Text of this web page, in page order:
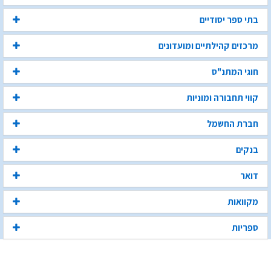
בתי ספר יסודיים
מרכזים קהילתיים ומועדונים
חוגי המתנ"ס
קווי תחבורה ומוניות
חברת החשמל
בנקים
דואר
מקוואות
ספריות